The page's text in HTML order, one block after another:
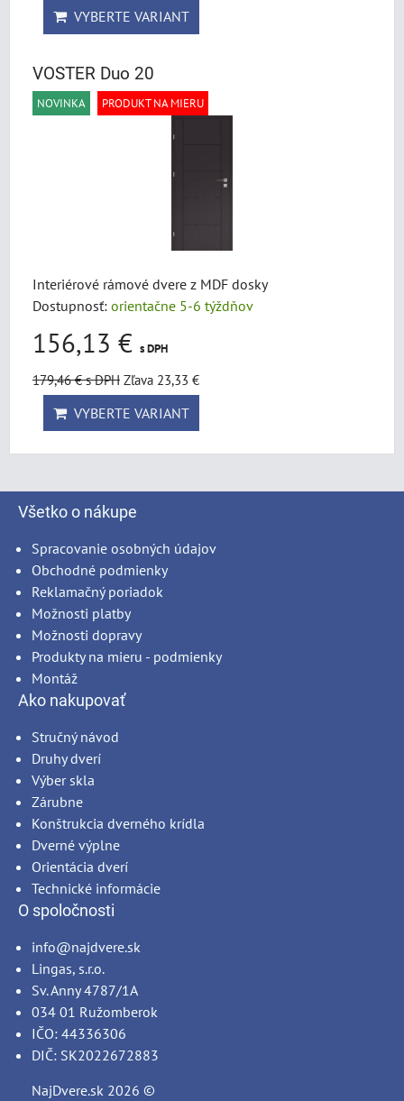
VYBERTE VARIANT
VOSTER Duo 20
NOVINKA PRODUKT NA MIERU
Interiérové rámové dvere z MDF dosky
Dostupnosť: orientačne 5-6 týždňov
156,13 € s DPH
179,46 €s DPH Zľava 23,33 €
VYBERTE VARIANT
Všetko o nákupe
Spracovanie osobných údajov
Obchodné podmienky
Reklamačný poriadok
Možnosti platby
Možnosti dopravy
Produkty na mieru - podmienky
Montáž
Ako nakupovať
Stručný návod
Druhy dverí
Výber skla
Zárubne
Konštrukcia dverného krídla
Dverné výplne
Orientácia dverí
Technické informácie
O spoločnosti
info@najdvere.sk
Lingas, s.r.o.
Sv. Anny 4787/1A
034 01 Ružomberok
IČO: 44336306
DIČ: SK2022672883
NajDvere.sk 2026 ©